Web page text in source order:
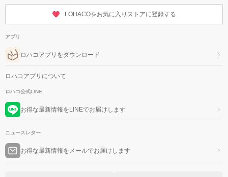
LOHACOをお気に入りストアに登録する
アプリ
ロハコアプリをダウンロード
ロハコアプリについて
ロハコ公式LINE
お得な最新情報をLINEでお届けします
ニュースレター
お得な最新情報をメールでお届けします